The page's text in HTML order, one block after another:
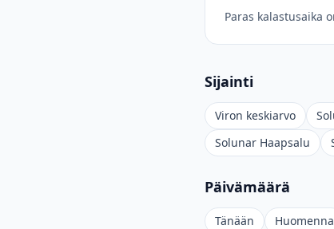
Paras kalastusaika
Sijainti
Viron keskiarvo
Solunar Haapsalu
Päivämäärä
Tänään Huomenna